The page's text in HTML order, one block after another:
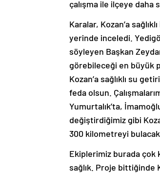
çalışma ile ilçeye daha
Karalar, Kozan’a
yerinde inceledi.
söyleyen Başkan
görebileceği en büyük
Kozan’a sağlıklı su
feda olsun.
Yumurtalık’ta,
değiştirdiğimiz gibi
300 kilometreyi
Ekiplerimiz burada çok
sağlık. Proje bittiğinde